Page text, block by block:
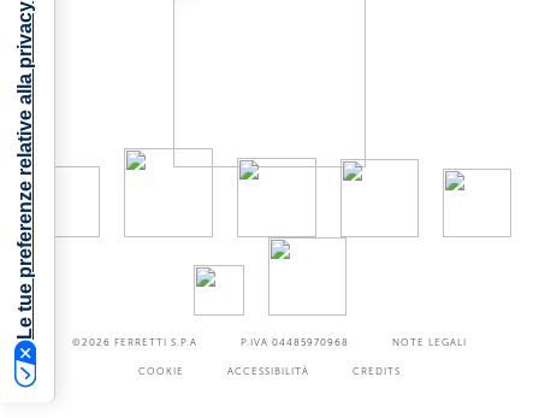
©2026 FERRETTI S.P.A P.IVA 04485970968 NOTE LEGALI
COOKIE ACCESSIBILITÀ CREDITS
Le tue preferenze relative alla privacy